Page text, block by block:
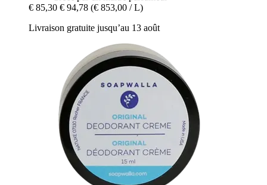
€ 85,30 € 94,78 (€ 853,00 / L)
Livraison gratuite jusqu’au 13 août